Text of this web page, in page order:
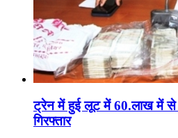
ट्रेन में हुई लूट में 60.लाख में से
गिरफ्तार